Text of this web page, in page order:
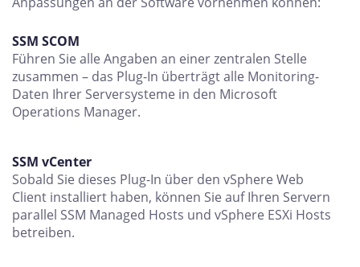
SSM SCOM
Führen Sie alle Angaben an einer zentralen Stelle
zusammen – das Plug-In überträgt alle Monitoring-
Daten Ihrer Serversysteme in den Microsoft
Operations Manager.
SSM vCenter
Sobald Sie dieses Plug-In über den vSphere Web
Client installiert haben, können Sie auf Ihren Servern
parallel SSM Managed Hosts und vSphere ESXi Hosts
betreiben.